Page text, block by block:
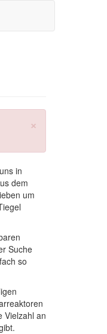
×
in
dem
um
Suche
so
Vielzahl an